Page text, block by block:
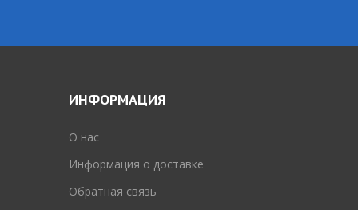
ИНФОРМАЦИЯ
O нас
Информация о доставке
Обратная связь